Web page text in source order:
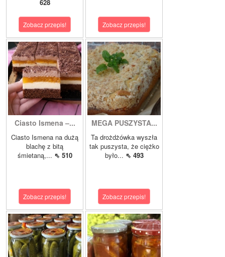
628
Zobacz przepis! Zobacz przepis!
Ciasto Ismena –...
Ciasto Ismena na dużą
blachę z bitą
śmietaną,... ⇖ 510
Zobacz przepis!
MEGA PUSZYSTA...
Ta drożdżówka wyszła
tak puszysta, że ciężko
było... ⇖ 493
Zobacz przepis!